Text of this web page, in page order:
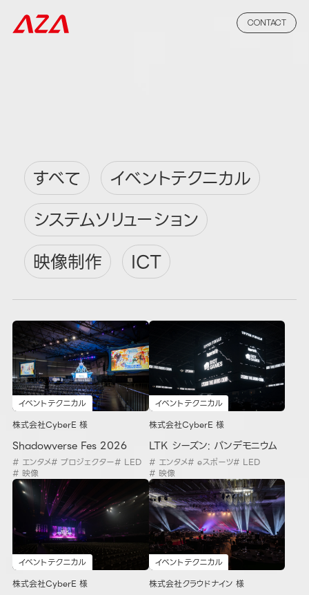
CONTACT
すべて
イベントテクニカル
システムソリューション
映像制作
ICT
イベントテクニカル
株式会社CyberE 様
Shadowverse Fes 2026
# エンタメ# プロジェクター# LED
# 映像
イベントテクニカル
株式会社CyberE 様
LTK シーズン: パンデモニウム
# エンタメ# eスポーツ# LED
# 映像
イベントテクニカル
株式会社CyberE 様
イベントテクニカル
株式会社クラウドナイン 様